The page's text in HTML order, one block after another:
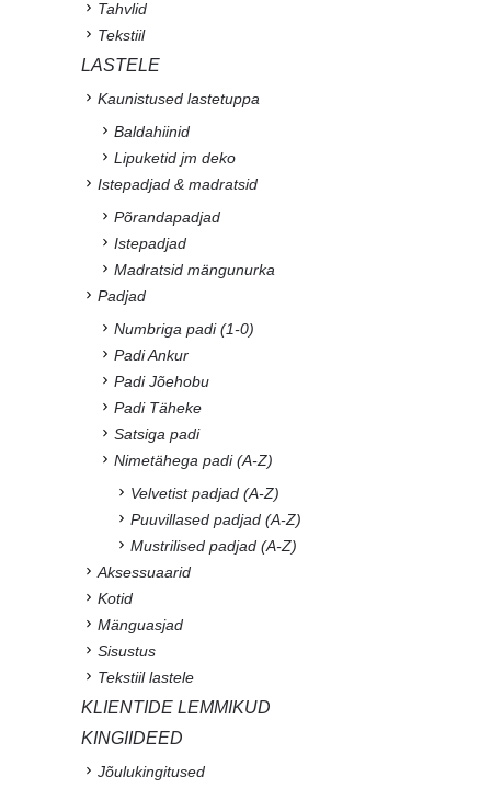
Tahvlid
Tekstiil
LASTELE
Kaunistused lastetuppa
Baldahiinid
Lipuketid jm deko
Istepadjad & madratsid
Põrandapadjad
Istepadjad
Madratsid mängunurka
Padjad
Numbriga padi (1-0)
Padi Ankur
Padi Jõehobu
Padi Täheke
Satsiga padi
Nimetähega padi (A-Z)
Velvetist padjad (A-Z)
Puuvillased padjad (A-Z)
Mustrilised padjad (A-Z)
Aksessuaarid
Kotid
Mänguasjad
Sisustus
Tekstiil lastele
KLIENTIDE LEMMIKUD
KINGIIDEED
Jõulukingitused